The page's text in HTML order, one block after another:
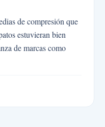
de compresión que
estuvieran bien
de marcas como